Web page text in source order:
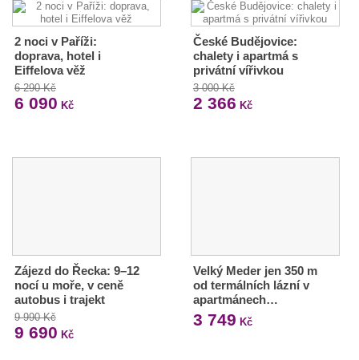
2 noci v Paříži:
doprava, hotel i
Eiffelova věž
6 290 Kč
6 090 Kč
České Budějovice:
chalety i apartmá s
privátní vířivkou
3 000 Kč
2 366 Kč
Zájezd do Řecka: 9–12
nocí u moře, v ceně
autobus i trajekt
9 990 Kč
9 690 Kč
Velký Meder jen 350 m
od termálních lázní v
apartmánech…
3 749 Kč